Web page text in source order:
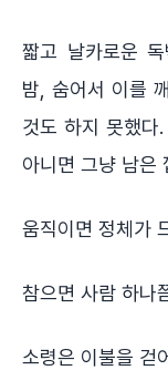
짧고 날카로운
밤, 숨어서 이를
것도 하지 못했다
아니면 그냥 남은
움직이면 정체가
참으면 사람 하나
소령은 이불을 걷